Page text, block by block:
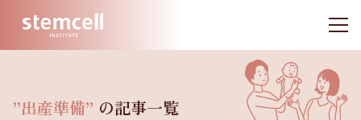
”出産準備” の記事一覧